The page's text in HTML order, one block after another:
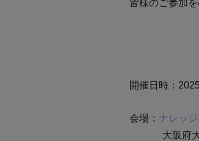
皆様のご参加
開催日時：
会場： ナレッ
大阪府